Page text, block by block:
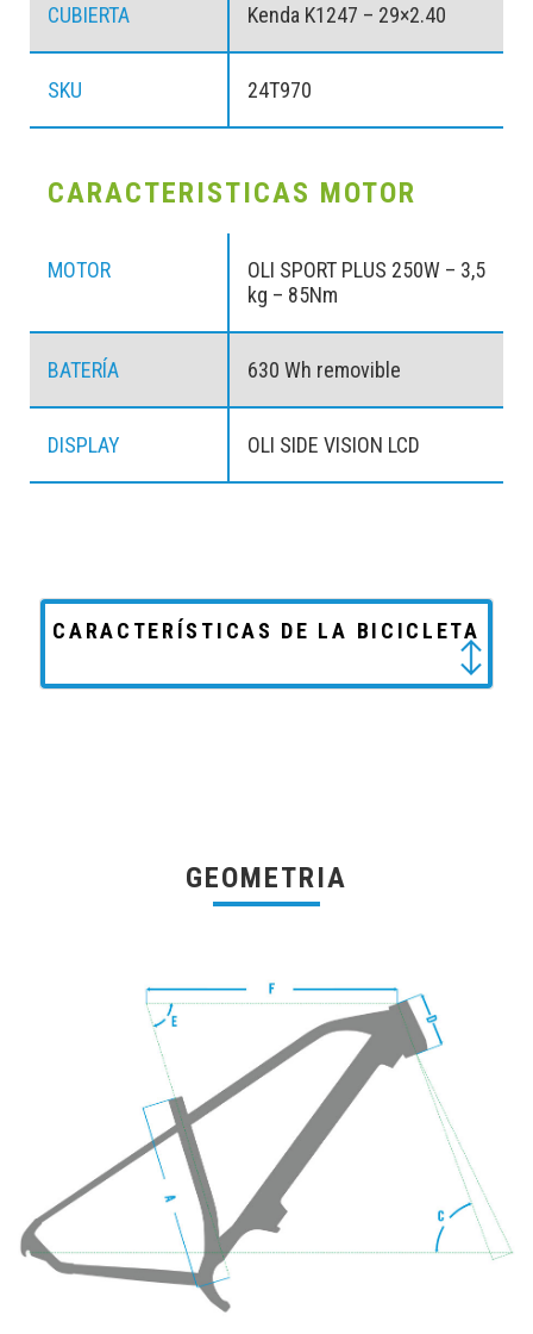
CUBIERTA Kenda K1247 – 29×2.40
SKU 24T970
CARACTERISTICAS MOTOR
MOTOR
OLI SPORT PLUS 250W – 3,5
kg – 85Nm
BATERÍA 630 Wh removible
DISPLAY OLI SIDE VISION LCD
CARACTERÍSTICAS DE LA BICICLETA
GEOMETRIA